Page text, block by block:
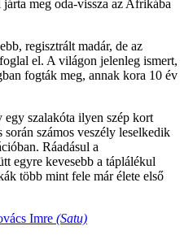
meg oda-vissza az Afrikába
regisztrált madár, de az
el. A világon jelenleg ismert,
fogták meg, annak kora 10 év
szalakóta ilyen szép kort
számos veszély leselkedik
Ráadásul a
egyre kevesebb a táplálékul
több mint fele már élete első
Imre (Satu)